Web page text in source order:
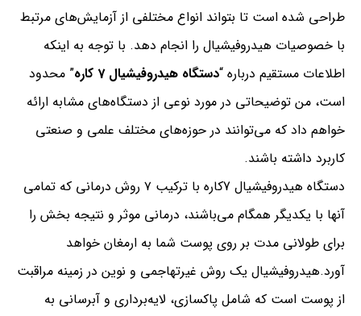
طراحی شده است تا بتواند انواع مختلفی از آزمایش‌های مرتبط
با خصوصیات هیدروفیشیال را انجام دهد. با توجه به اینکه
اطلاعات مستقیم درباره “دستگاه هیدروفیشیال 7 کاره
” محدود
است، من توضیحاتی در مورد نوعی از دستگاه‌های مشابه ارائه
خواهم داد که می‌توانند در حوزه‌های مختلف علمی و صنعتی
کاربرد داشته باشند.
دستگاه هیدروفیشیال 7کاره با ترکیب ۷ روش درمانی که تمامی
آنها با یکدیگر همگام می‌باشند، درمانی موثر و نتیجه بخش را
برای طولانی مدت بر روی پوست شما به ارمغان خواهد
آورد.هیدروفیشیال یک روش غیرتهاجمی و نوین در زمینه مراقبت
از پوست است که شامل پاکسازی، لایه‌برداری و آبرسانی به